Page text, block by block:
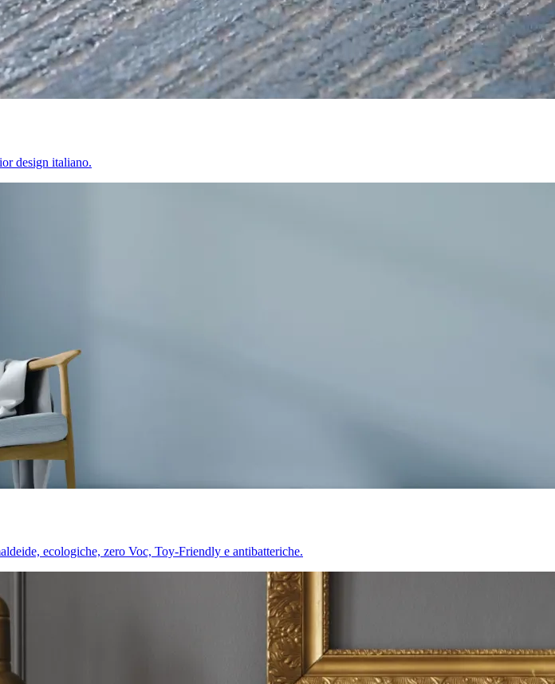
design italiano.
ecologiche, zero Voc, Toy-Friendly e antibatteriche.